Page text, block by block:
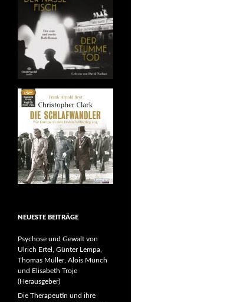
NEUESTE BEITRÄGE
Psychose und Gewalt von
Ulrich Ertel, Günter Lempa,
Thomas Müller, Alois Münch
und Elisabeth Troje
(Herausgeber)
Die Therapeutin und ihre